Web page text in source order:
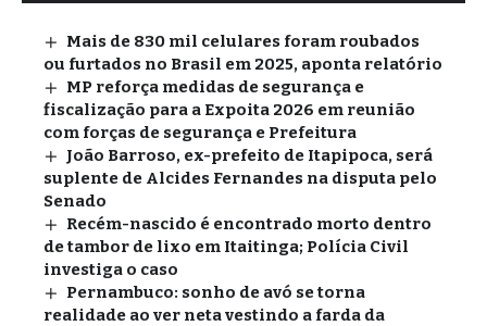
Mais de 830 mil celulares foram roubados
ou furtados no Brasil em 2025, aponta relatório
MP reforça medidas de segurança e
fiscalização para a Expoita 2026 em reunião
com forças de segurança e Prefeitura
João Barroso, ex-prefeito de Itapipoca, será
suplente de Alcides Fernandes na disputa pelo
Senado
Recém-nascido é encontrado morto dentro
de tambor de lixo em Itaitinga; Polícia Civil
investiga o caso
Pernambuco: sonho de avó se torna
realidade ao ver neta vestindo a farda da